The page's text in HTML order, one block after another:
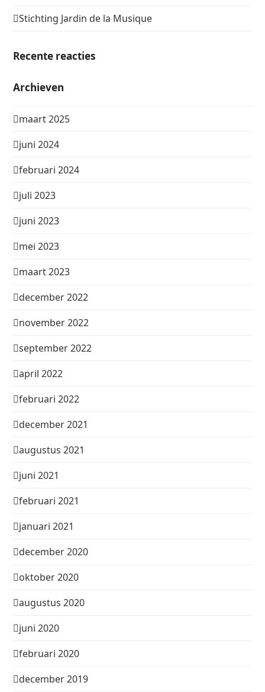
Stichting Jardin de la Musique
Recente reacties
Archieven
maart 2025
juni 2024
februari 2024
juli 2023
juni 2023
mei 2023
maart 2023
december 2022
november 2022
september 2022
april 2022
februari 2022
december 2021
augustus 2021
juni 2021
februari 2021
januari 2021
december 2020
oktober 2020
augustus 2020
juni 2020
februari 2020
december 2019